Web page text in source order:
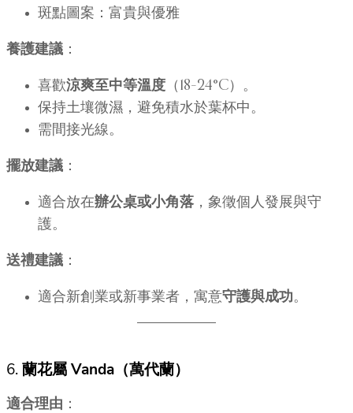
斑點圖案：富貴與優雅
養護建議 ：
喜歡涼爽至中等溫度 （18–24°C）。
保持土壤微濕，避免積水於葉杯中。
需間接光線。
擺放建議 ：
適合放在辦公桌或小角落 ，象徵個人發展與守
護。
送禮建議 ：
適合新創業或新事業者，寓意守護與成功 。
6.蘭花屬 Vanda（萬代蘭）
適合理由 ：